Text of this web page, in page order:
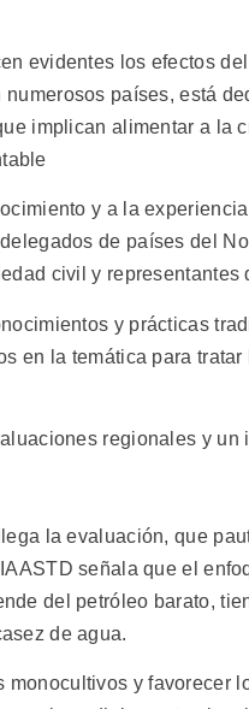
evidentes los efectos
países, está
implican alimentar a la
y a la
de países del
civil y representantes
y prácticas
en la temática para
regionales y
la evaluación, que
señala que el
del petróleo barato,
de agua.
monocultivos y favorecer